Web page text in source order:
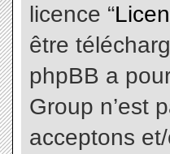
licence “
être
phpBB a
Group n’est
acceptons